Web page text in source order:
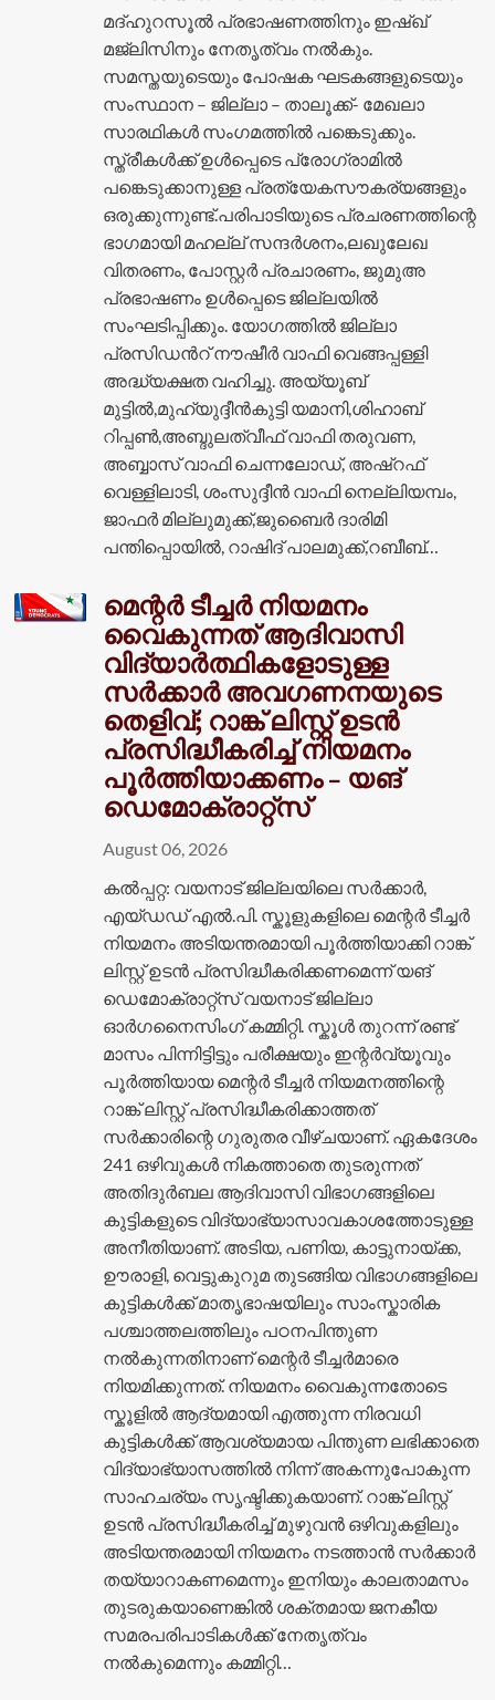
മദ്ഹുറസൂൽ പ്രഭാഷണത്തിനും ഇഷ്ഖ്
മജ്ലിസിനും നേതൃത്വം നൽകും.
സമസ്തയുടെയും പോഷക ഘടകങ്ങളുടെയും
സംസ്ഥാന – ജില്ലാ – താലൂക്ക്- മേഖലാ
സാരഥികൾ സംഗമത്തിൽ പങ്കെടുക്കും.
സ്ത്രീകൾക്ക് ഉൾപ്പെടെ പ്രോഗ്രാമിൽ
പങ്കെടുക്കാനുള്ള പ്രത്യേകസൗകര്യങ്ങളും
ഒരുക്കുന്നുണ്ട്.പരിപാടിയുടെ പ്രചരണത്തിന്റെ
ഭാഗമായി മഹല്ല് സന്ദർശനം,ലഖുലേഖ
വിതരണം, പോസ്റ്റർ പ്രചാരണം, ജുമുഅ
പ്രഭാഷണം ഉൾപ്പെടെ ജില്ലയിൽ
സംഘടിപ്പിക്കും. യോഗത്തിൽ ജില്ലാ
പ്രസിഡൻറ് നൗഷീർ വാഫി വെങ്ങപ്പള്ളി
അദ്ധ്യക്ഷത വഹിച്ചു. അയ്യൂബ്
മുട്ടിൽ,മുഹ്യുദ്ദീൻകുട്ടി യമാനി,ശിഹാബ്
റിപ്പൺ,അബ്ദുലത്വീഫ് വാഫി തരുവണ,
അബ്ബാസ് വാഫി ചെന്നലോഡ്, അഷ്റഫ്
വെള്ളിലാടി, ശംസുദ്ദീൻ വാഫി നെല്ലിയമ്പം,
ജാഫർ മില്ലുമുക്ക്,ജുബൈർ ദാരിമി
പന്തിപ്പൊയിൽ, റാഷിദ് പാലമുക്ക്,റബീബ്…
മെന്റർ ടീച്ചർ നിയമനം
വൈകുന്നത് ആദിവാസി
വിദ്യാർത്ഥികളോടുള്ള
സർക്കാർ അവഗണനയുടെ
തെളിവ്; റാങ്ക് ലിസ്റ്റ് ഉടൻ
പ്രസിദ്ധീകരിച്ച് നിയമനം
പൂർത്തിയാക്കണം – യങ്
ഡെമോക്രാറ്റ്സ്
August 06, 2026
കൽപ്പറ്റ: വയനാട് ജില്ലയിലെ സർക്കാർ,
എയ്ഡഡ് എൽ.പി. സ്കൂളുകളിലെ മെന്റർ ടീച്ചർ
നിയമനം അടിയന്തരമായി പൂർത്തിയാക്കി റാങ്ക്
ലിസ്റ്റ് ഉടൻ പ്രസിദ്ധീകരിക്കണമെന്ന് യങ്
ഡെമോക്രാറ്റ്സ് വയനാട് ജില്ലാ
ഓർഗനൈസിംഗ് കമ്മിറ്റി. സ്കൂൾ തുറന്ന് രണ്ട്
മാസം പിന്നിട്ടിട്ടും പരീക്ഷയും ഇന്റർവ്യൂവും
പൂർത്തിയായ മെന്റർ ടീച്ചർ നിയമനത്തിന്റെ
റാങ്ക് ലിസ്റ്റ് പ്രസിദ്ധീകരിക്കാത്തത്
സർക്കാരിന്റെ ഗുരുതര വീഴ്ചയാണ്. ഏകദേശം
241 ഒഴിവുകൾ നികത്താതെ തുടരുന്നത്
അതിദുർബല ആദിവാസി വിഭാഗങ്ങളിലെ
കുട്ടികളുടെ വിദ്യാഭ്യാസാവകാശത്തോടുള്ള
അനീതിയാണ്. അടിയ, പണിയ, കാട്ടുനായ്ക്ക,
ഊരാളി, വെട്ടുകുറുമ തുടങ്ങിയ വിഭാഗങ്ങളിലെ
കുട്ടികൾക്ക് മാതൃഭാഷയിലും സാംസ്കാരിക
പശ്ചാത്തലത്തിലും പഠനപിന്തുണ
നൽകുന്നതിനാണ് മെന്റർ ടീച്ചർമാരെ
നിയമിക്കുന്നത്. നിയമനം വൈകുന്നതോടെ
സ്കൂളിൽ ആദ്യമായി എത്തുന്ന നിരവധി
കുട്ടികൾക്ക് ആവശ്യമായ പിന്തുണ ലഭിക്കാതെ
വിദ്യാഭ്യാസത്തിൽ നിന്ന് അകന്നുപോകുന്ന
സാഹചര്യം സൃഷ്ടിക്കുകയാണ്. റാങ്ക് ലിസ്റ്റ്
ഉടൻ പ്രസിദ്ധീകരിച്ച് മുഴുവൻ ഒഴിവുകളിലും
അടിയന്തരമായി നിയമനം നടത്താൻ സർക്കാർ
തയ്യാറാകണമെന്നും ഇനിയും കാലതാമസം
തുടരുകയാണെങ്കിൽ ശക്തമായ ജനകീയ
സമരപരിപാടികൾക്ക് നേതൃത്വം
നൽകുമെന്നും കമ്മിറ്റി…